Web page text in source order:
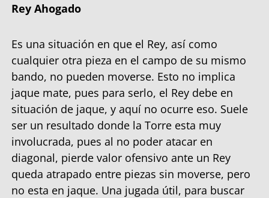
Rey Ahogado
Es una situación en que el Rey, así como
cualquier otra pieza en el campo de su mismo
bando, no pueden moverse. Esto no implica
jaque mate, pues para serlo, el Rey debe en
situación de jaque, y aquí no ocurre eso. Suele
ser un resultado donde la Torre esta muy
involucrada, pues al no poder atacar en
diagonal, pierde valor ofensivo ante un Rey
queda atrapado entre piezas sin moverse, pero
no esta en jaque. Una jugada útil, para buscar